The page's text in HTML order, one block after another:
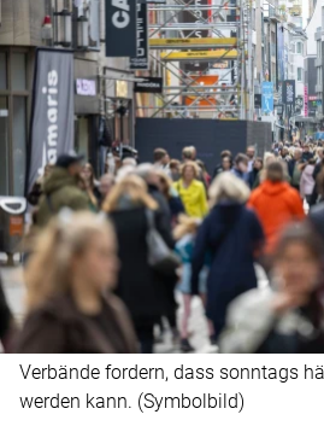
Verbände fordern, dass sonntags
werden kann. (Symbolbild)